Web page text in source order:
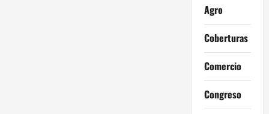
Agro
Coberturas
Comercio
Congreso